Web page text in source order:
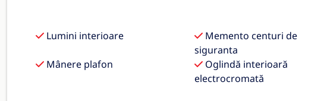
Lumini interioare
Memento centuri de
siguranta
Mânere plafon
Oglindă interioară
electrocromată